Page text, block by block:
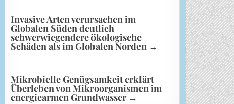
Invasive Arten verursachen im
Globalen Süden deutlich
schwerwiegendere ökologische
Schäden als im Globalen Norden →
Mikrobielle Genügsamkeit erklärt
Überleben von Mikroorganismen im
energiearmen Grundwasser →